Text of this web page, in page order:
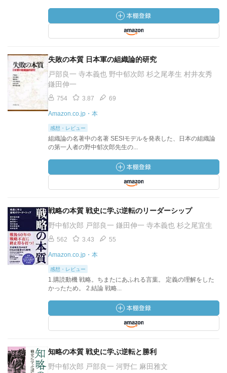
失敗の本質 日本軍の組織論的研究
戸部良一 寺本義也 野中郁次郎 杉之尾孝生 村井友秀
鎌田伸一
754 3.87 69
Amazon.co.jp・本
感想・レビュー
組織論の名著中の名著 SESIモデルを発表した、日本の組織論
の第一人者の野中郁次郎先生の...
戦略の本質 戦史に学ぶ逆転のリーダーシップ
野中郁次郎 戸部良一 鎌田伸一 寺本義也 杉之尾宜生
562 3.43 55
Amazon.co.jp・本
感想・レビュー
1.購読動機 戦略。ちまたにあふれる言葉。 定義の理解をした
かったため。 2.結論 戦略...
知略の本質 戦史に学ぶ逆転と勝利
野中郁次郎 戸部良一 河野仁 麻田雅文